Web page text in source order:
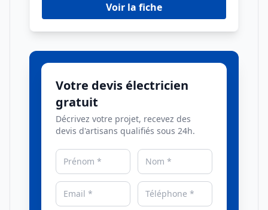
Voir la fiche
Votre devis électricien
gratuit
Décrivez votre projet, recevez des
devis d'artisans qualifiés sous 24h.